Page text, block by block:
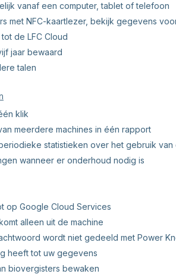
vanaf een computer, tablet of telefoon
met NFC-kaartlezer, bekijk gegevens
de LFC Cloud
jaar bewaard
talen
klik
meerdere machines in één rapport
statistieken over het gebruik
wanneer er onderhoud nodig is
op Google Cloud Services
alleen uit de machine
wordt niet gedeeld met Power
heeft tot uw gegevens
biovergisters bewaken